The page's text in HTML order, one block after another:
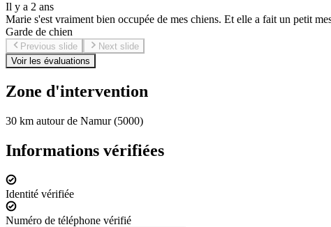
Il y a 2 ans
Marie s'est vraiment bien occupée de mes chiens. Et elle a fait un petit
Garde de chien
Previous slide
Next slide
Voir les évaluations
Zone d'intervention
30 km autour de Namur (5000)
Informations vérifiées
Identité vérifiée
Numéro de téléphone vérifié